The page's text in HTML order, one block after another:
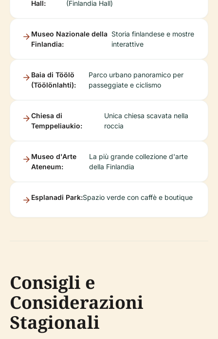
Hall:
(Finlandia Hall)
Museo Nazionale della
Finlandia:
Storia finlandese e mostre
interattive
Baia di Töölö
(Töölönlahti):
Parco urbano panoramico per
passeggiate e ciclismo
Chiesa di
Temppeliaukio:
Unica chiesa scavata nella
roccia
Museo d'Arte
Ateneum:
La più grande collezione d'arte
della Finlandia
Esplanadi Park:Spazio verde con caffè e boutique
Consigli e
Considerazioni
Stagionali